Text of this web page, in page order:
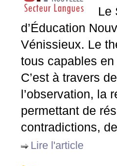
Le
d’Éducation
Vénissieux. Le
tous capables en
C’est à travers
l’observation, la
permettant de
contradictions,
Lire l'article